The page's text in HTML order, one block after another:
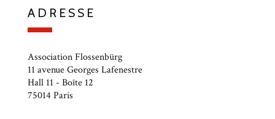
ADRESSE
Association Flossenbürg
11 avenue Georges Lafenestre
Hall 11 - Boîte 12
75014 Paris